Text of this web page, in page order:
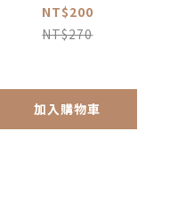
NT$200
NT$270
加入購物車